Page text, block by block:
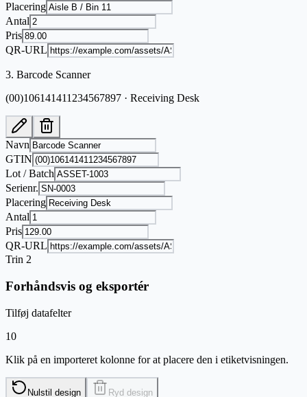
Placering
Antal
Pris
QR-URL
3. Barcode Scanner
(00)106141411234567897 · Receiving Desk
Navn
GTIN
Lot / Batch
Serienr.
Placering
Antal
Pris
QR-URL
Trin 2
Forhåndsvis og eksportér
Tilføj datafelter
10
Klik på en importeret kolonne for at placere den i etiketvisningen.
Nulstil design Ryd design